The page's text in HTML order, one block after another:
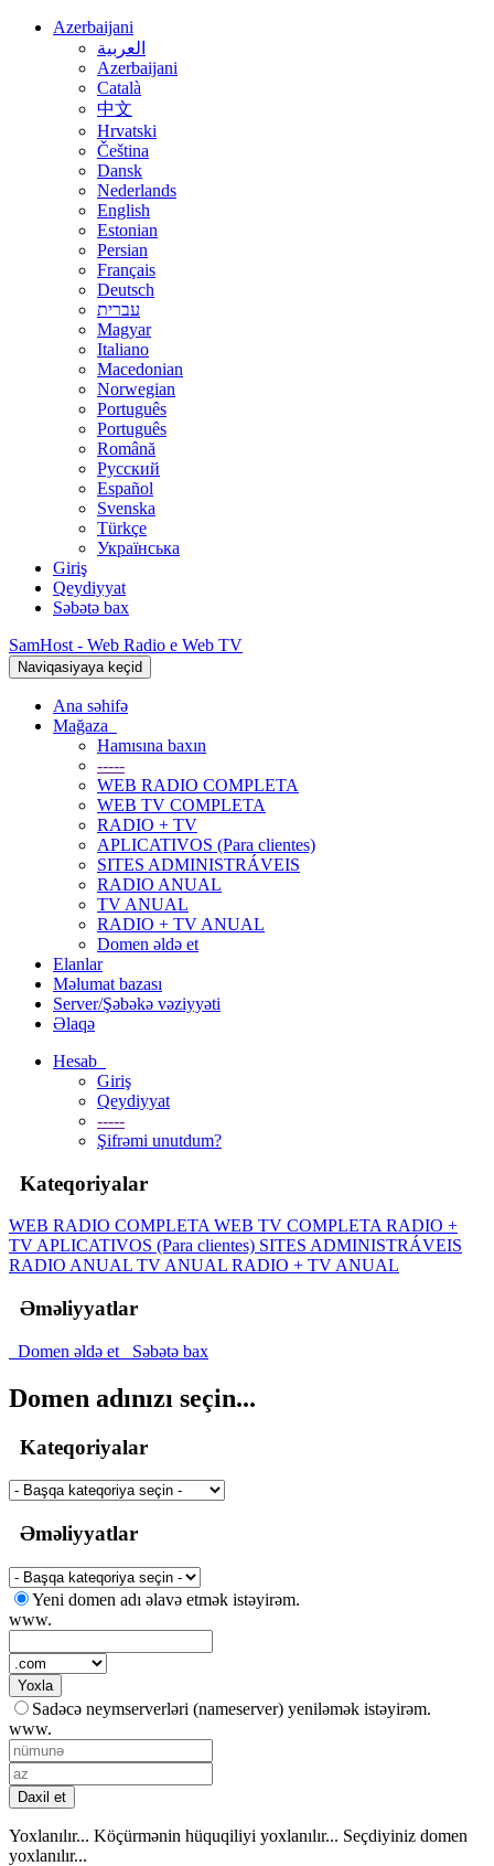
Azerbaijani
العربية
Azerbaijani
Català
中文
Hrvatski
Čeština
Dansk
Nederlands
English
Estonian
Persian
Français
Deutsch
עברית
Magyar
Italiano
Macedonian
Norwegian
Português
Português
Română
Русский
Español
Svenska
Türkçe
Українська
Giriş
Qeydiyyat
Səbətə bax
SamHost - Web Radio e Web TV
Naviqasiyaya keçid
Ana səhifə
Mağaza
Hamısına baxın
-----
WEB RADIO COMPLETA
WEB TV COMPLETA
RADIO + TV
APLICATIVOS (Para clientes)
SITES ADMINISTRÁVEIS
RADIO ANUAL
TV ANUAL
RADIO + TV ANUAL
Domen əldə et
Elanlar
Məlumat bazası
Server/Şəbəkə vəziyyəti
Əlaqə
Hesab
Giriş
Qeydiyyat
-----
Şifrəmi unutdum?
Kateqoriyalar
WEB RADIO COMPLETAWEB TV COMPLETARADIO +
TVAPLICATIVOS (Para clientes) SITES ADMINISTRÁVEIS
RADIO ANUAL TV ANUAL RADIO + TV ANUAL
Əməliyyatlar
Domen əldə et Səbətə bax
Domen adınızı seçin...
Kateqoriyalar
Əməliyyatlar
Yeni domen adı əlavə etmək istəyirəm.
www.
Yoxla
Sadəcə neymserverləri (nameserver) yeniləmək istəyirəm.
www.
Daxil et
Yoxlanılır... Köçürmənin hüquqiliyi yoxlanılır... Seçdiyiniz domen
yoxlanılır...